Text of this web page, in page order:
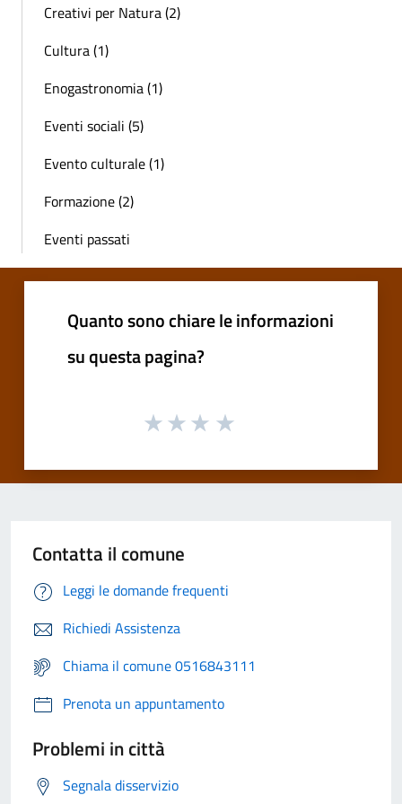
Creativi per Natura (2)
Cultura (1)
Enogastronomia (1)
Eventi sociali (5)
Evento culturale (1)
Formazione (2)
Eventi passati
Quanto sono chiare le informazioni
su questa pagina?
Contatta il comune
Leggi le domande frequenti
Richiedi Assistenza
Chiama il comune 0516843111
Prenota un appuntamento
Problemi in città
Segnala disservizio